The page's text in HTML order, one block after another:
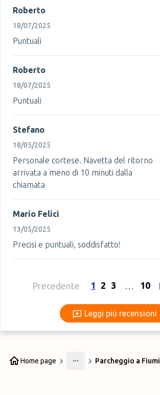
Roberto
18/07/2025
Puntuali
Roberto
18/07/2025
Puntuali
Stefano
18/05/2025
Personale cortese. Navetta del ritorno
arrivata a meno di 10 minuti dalla
chiamata
Mario Felici
13/05/2025
Precisi e puntuali, soddisfatto!
Precedente 1 2 3 … 10
Leggi più
Leggi più recensioni
Home page
More
Parcheggio a